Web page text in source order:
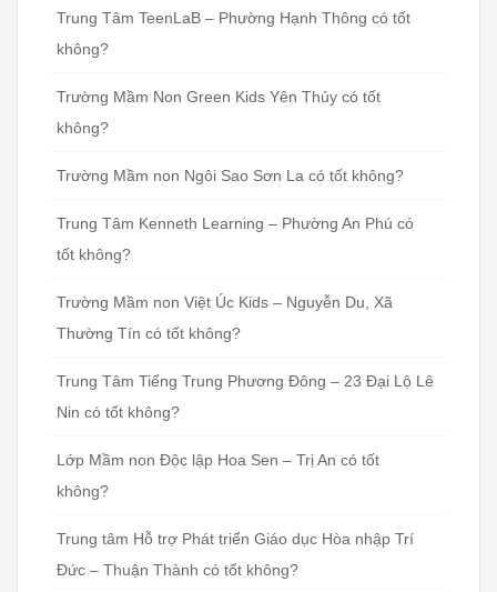
Trung Tâm TeenLaB – Phường Hạnh Thông có tốt
không?
Trường Mầm Non Green Kids Yên Thủy có tốt
không?
Trường Mầm non Ngôi Sao Sơn La có tốt không?
Trung Tâm Kenneth Learning – Phường An Phú có
tốt không?
Trường Mầm non Việt Úc Kids – Nguyễn Du, Xã
Thường Tín có tốt không?
Trung Tâm Tiếng Trung Phương Đông – 23 Đại Lộ Lê
Nin có tốt không?
Lớp Mầm non Độc lập Hoa Sen – Trị An có tốt
không?
Trung tâm Hỗ trợ Phát triển Giáo dục Hòa nhập Trí
Đức – Thuận Thành có tốt không?